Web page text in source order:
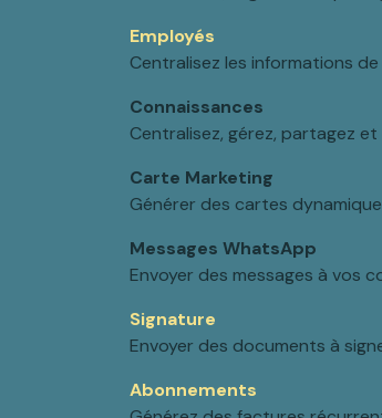
Employés
Centralisez les informations
Connaissances
Centralisez, gérez, partagez
Carte Marketing
Générer des cartes
Messages WhatsApp
Envoyer des messages à vos
Signature
Envoyer des documents à
Abonnements